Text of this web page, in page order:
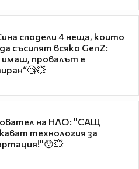
сподели 4 неща, които
съсипят всяко GenZ:
имаш, провалът е
на НЛО: "САЩ
технология за